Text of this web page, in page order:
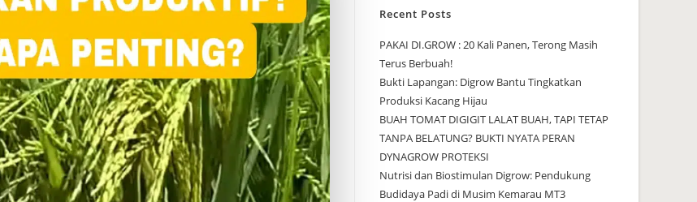
Recent Posts
PAKAI DI.GROW : 20 Kali Panen, Terong Masih
Terus Berbuah!
Bukti Lapangan: Digrow Bantu Tingkatkan
Produksi Kacang Hijau
BUAH TOMAT DIGIGIT LALAT BUAH, TAPI TETAP
TANPA BELATUNG? BUKTI NYATA PERAN
DYNAGROW PROTEKSI
Nutrisi dan Biostimulan Digrow: Pendukung
Budidaya Padi di Musim Kemarau MT3